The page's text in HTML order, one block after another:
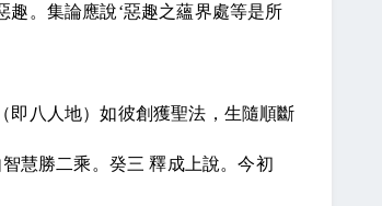
趣。集論應說‘惡趣之蘊界處等是所
即八人地）如彼創獲聖法，生隨順斷
慧勝二乘。癸三 釋成上說。今初